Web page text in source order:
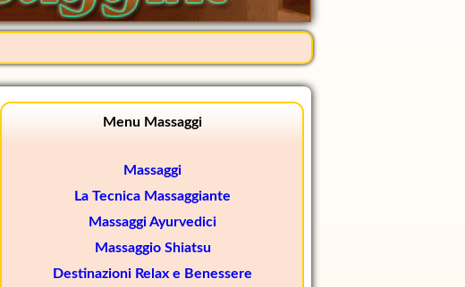
Menu Massaggi
Massaggi
La Tecnica Massaggiante
Massaggi Ayurvedici
Massaggio Shiatsu
Destinazioni Relax e Benessere